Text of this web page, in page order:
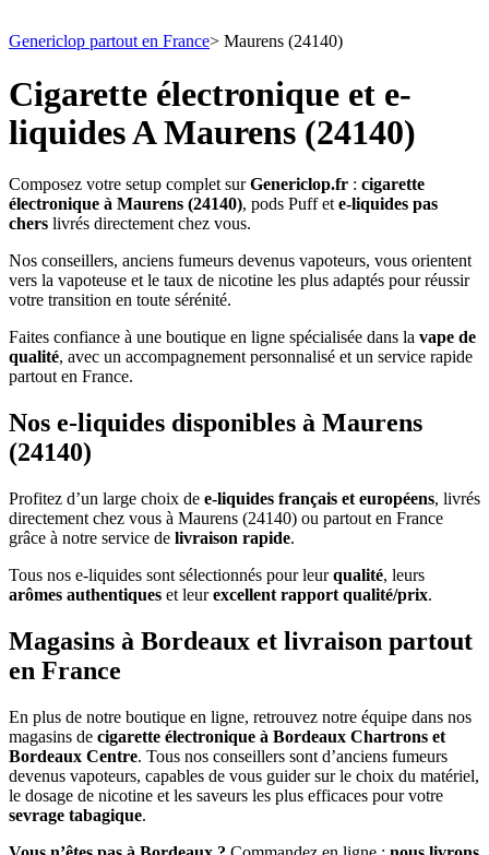
Genericlop partout en France> Maurens (24140)
Cigarette électronique et e-
liquides A Maurens (24140)
Composez votre setup complet surGenericlop.fr : cigarette
électronique à Maurens (24140), pods Puff et e-liquides pas
chers livrés directement chez vous.
Nos conseillers, anciens fumeurs devenus vapoteurs, vous orientent
vers la vapoteuse et le taux de nicotine les plus adaptés pour réussir
votre transition en toute sérénité.
Faites confiance à une boutique en ligne spécialisée dans la vape de
qualité, avec un accompagnement personnalisé et un service rapide
partout en France.
Nos e-liquides disponibles à Maurens
(24140)
Profitez d’un large choix de e-liquides français et européens, livrés
directement chez vous à Maurens (24140) ou partout en France
grâce à notre service de livraison rapide.
Tous nos e-liquides sont sélectionnés pour leurqualité, leurs
arômes authentiques et leurexcellent rapport qualité/prix.
Magasins à Bordeaux et livraison partout
en France
En plus de notre boutique en ligne, retrouvez notre équipe dans nos
magasins de cigarette électronique à Bordeaux Chartrons et
Bordeaux Centre. Tous nos conseillers sont d’anciens fumeurs
devenus vapoteurs, capables de vous guider sur le choix du matériel,
le dosage de nicotine et les saveurs les plus efficaces pour votre
sevrage tabagique.